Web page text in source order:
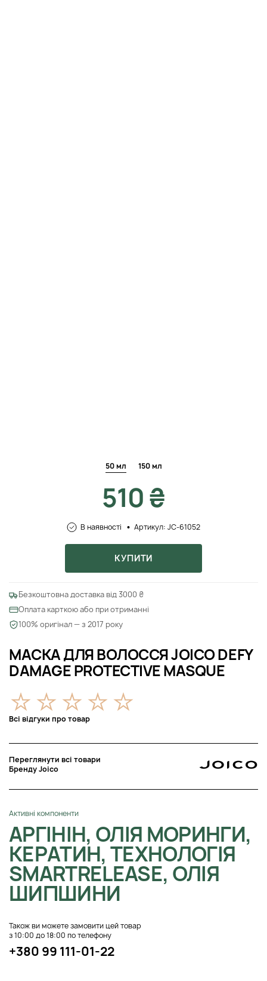
МАСКА ДЛЯ ВОЛОССЯ JOICO DEFY
DAMAGE PROTECTIVE MASQUE
Всі відгуки про товар
Переглянути всі товари
Бренду Joico
Активні компоненти
АРГІНІН, ОЛІЯ МОРИНГИ,
КЕРАТИН, ТЕХНОЛОГІЯ
SMARTRELEASE, ОЛІЯ
ШИПШИНИ
Також ви можете замовити цей товар
з 10:00 до 18:00 по телефону
+380 99 111-01-22
50 мл 150 мл
510 ₴
В наявності Артикул: JC-61052
КУПИТИ
Безкоштовна доставка від 3000 ₴
Оплата карткою або при отриманні
100% оригінал — з 2017 року